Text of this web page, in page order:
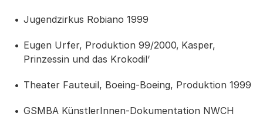
Jugendzirkus Robiano 1999
Eugen Urfer, Produktion 99/2000‚ Kasper,
Prinzessin und das Krokodil‘
Theater Fauteuil, Boeing-Boeing, Produktion 1999
GSMBA KünstlerInnen-Dokumentation NWCH